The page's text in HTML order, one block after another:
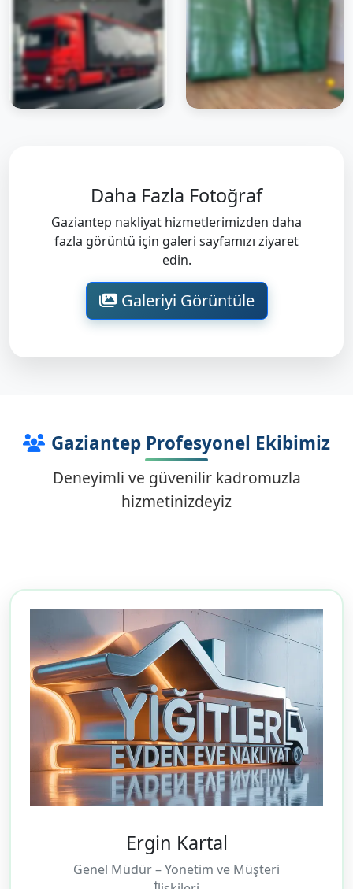
Daha Fazla Fotoğraf
Gaziantep nakliyat hizmetlerimizden daha
fazla görüntü için galeri sayfamızı ziyaret
edin.
Galeriyi Görüntüle
Gaziantep Profesyonel Ekibimiz
Deneyimli ve güvenilir kadromuzla
hizmetinizdeyiz
Ergin Kartal
Genel Müdür – Yönetim ve Müşteri